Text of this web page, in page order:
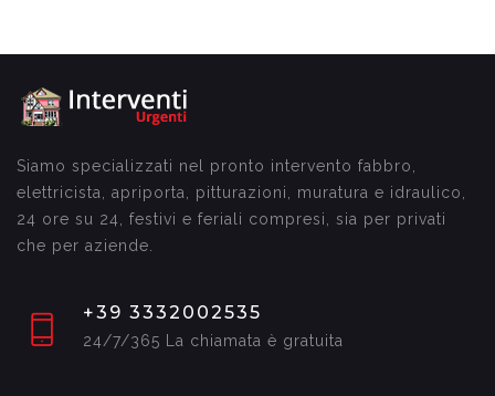
Siamo specializzati nel pronto intervento fabbro,
elettricista, apriporta, pitturazioni, muratura e idraulico,
24 ore su 24, festivi e feriali compresi, sia per privati
che per aziende.
+39 3332002535
24/7/365 La chiamata è gratuita